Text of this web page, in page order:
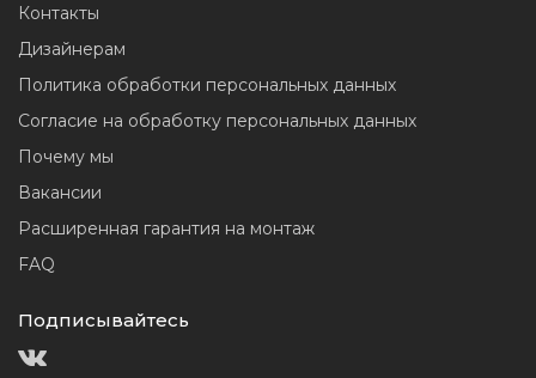
Контакты
Дизайнерам
Политика обработки персональных данных
Согласие на обработку персональных данных
Почему мы
Вакансии
Расширенная гарантия на монтаж
FAQ
Подписывайтесь